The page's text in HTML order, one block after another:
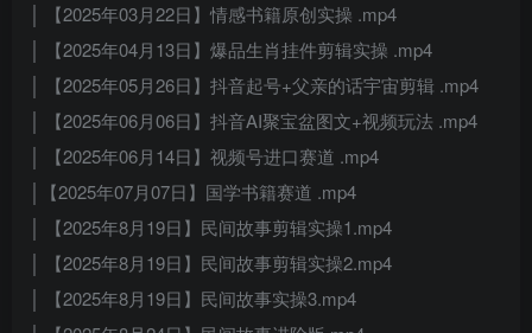
│ 【2025年03月22日】情感书籍原创实操 .mp4
│ 【2025年04月13日】爆品生肖挂件剪辑实操 .mp4
│ 【2025年05月26日】抖音起号+父亲的话宇宙剪辑 .mp4
│ 【2025年06月06日】抖音AI聚宝盆图文+视频玩法 .mp4
│ 【2025年06月14日】视频号进口赛道 .mp4
│【2025年07月07日】国学书籍赛道 .mp4
│ 【2025年8月19日】民间故事剪辑实操1.mp4
│ 【2025年8月19日】民间故事剪辑实操2.mp4
│ 【2025年8月19日】民间故事实操3.mp4